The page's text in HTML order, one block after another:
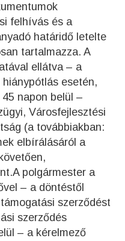
felhívás és a
határidő letelte
tartalmazza. A
ellátva – a
esetén,
napon belül –
Városfejlesztési
(a továbbiakban:
elbírálásáról a
polgármester a
– a döntéstől
szerződést
szerződés
– a kérelmező